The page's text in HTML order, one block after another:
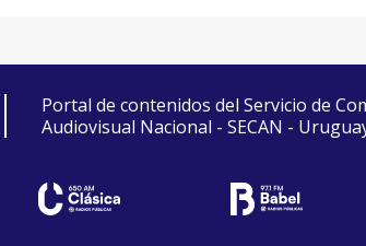
Portal de contenidos del Servicio de
Audiovisual Nacional - SECAN -